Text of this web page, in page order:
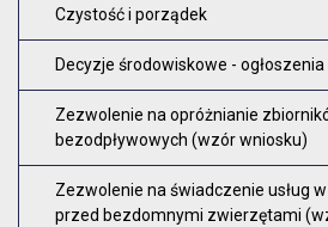
Czystość i porządek
Decyzje środowiskowe - ogłoszenia
Zezwolenie na opróżnianie
bezodpływowych (wzór wniosku)
Zezwolenie na świadczenie usług
przed bezdomnymi zwierzętami